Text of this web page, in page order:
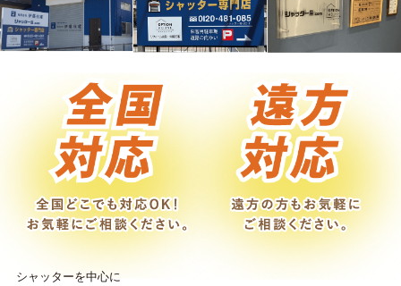
シャッターを中心に